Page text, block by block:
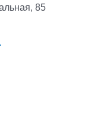
85